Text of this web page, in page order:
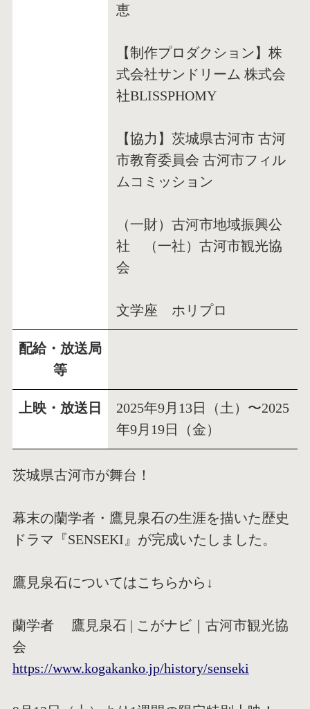
恵
【制作プロダクション】株
式会社サンドリーム 株式会
社BLISSPHOMY
【協力】茨城県古河市 古河
市教育委員会 古河市フィル
ムコミッション
（一財）古河市地域振興公
社 （一社）古河市観光協
会
文学座 ホリプロ
配給・放送局
等
上映・放送日
2025年9月13日（土）〜2025
年9月19日（金）
茨城県古河市が舞台！
幕末の蘭学者・鷹見泉石の生涯を描いた歴史
ドラマ『SENSEKI』が完成いたしました。
鷹見泉石についてはこちらから↓
蘭学者 鷹見泉石 | こがナビ｜古河市観光協
会
https://www.kogakanko.jp/history/senseki